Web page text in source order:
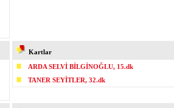
Kartlar
ARDA SELVİ BİLGİNOĞLU, 15.dk
TANER SEYİTLER, 32.dk